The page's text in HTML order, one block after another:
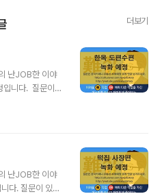
더보기
난JOB한 이야
니다. ​ 질문이
니다. ​ ※ 공식카
👤 맴버십 가입
📚 사람을 좋
👍 1:1 취업/이
난JOB한 이야
다. 질문이 있는